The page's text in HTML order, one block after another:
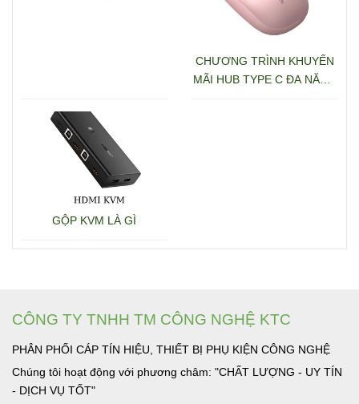
CHƯƠNG TRÌNH KHUYẾN
MÃI HUB TYPE C ĐA NĂNG
GỘP KVM LÀ GÌ
CÔNG TY TNHH TM CÔNG NGHỆ KTC
PHÂN PHỐI CÁP TÍN HIỆU, THIẾT BỊ PHỤ KIỆN CÔNG NGHỆ
Chúng tôi hoạt động với phương châm: "CHẤT LƯỢNG - UY TÍN
- DỊCH VỤ TỐT"